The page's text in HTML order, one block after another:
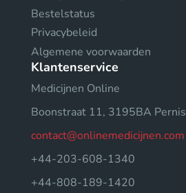
Bestelstatus
Privacybeleid
Algemene voorwaarden
Klantenservice
Medicijnen Online
Boonstraat 11, 3195BA Pernis
contact@onlinemedicijnen.com
+44-203-608-1340
+44-808-189-1420